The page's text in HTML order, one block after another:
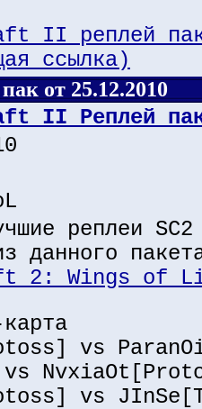
II реплей
ссылка)
от 25.12.2010
II Реплей
реплеи
данного
2: Wings of
vs
vs